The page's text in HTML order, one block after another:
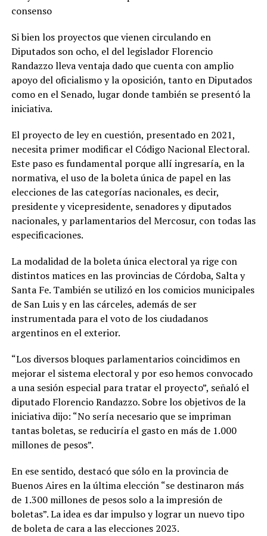
consenso
Si bien los proyectos que vienen circulando en
Diputados son ocho, el del legislador Florencio
Randazzo lleva ventaja dado que cuenta con amplio
apoyo del oficialismo y la oposición, tanto en Diputados
como en el Senado, lugar donde también se presentó la
iniciativa.
El proyecto de ley en cuestión, presentado en 2021,
necesita primer modificar el Código Nacional Electoral.
Este paso es fundamental porque allí ingresaría, en la
normativa, el uso de la boleta única de papel en las
elecciones de las categorías nacionales, es decir,
presidente y vicepresidente, senadores y diputados
nacionales, y parlamentarios del Mercosur, con todas las
especificaciones.
La modalidad de la boleta única electoral ya rige con
distintos matices en las provincias de Córdoba, Salta y
Santa Fe. También se utilizó en los comicios municipales
de San Luis y en las cárceles, además de ser
instrumentada para el voto de los ciudadanos
argentinos en el exterior.
“Los diversos bloques parlamentarios coincidimos en
mejorar el sistema electoral y por eso hemos convocado
a una sesión especial para tratar el proyecto”, señaló el
diputado Florencio Randazzo. Sobre los objetivos de la
iniciativa dijo: “No sería necesario que se impriman
tantas boletas, se reduciría el gasto en más de 1.000
millones de pesos”.
En ese sentido, destacó que sólo en la provincia de
Buenos Aires en la última elección “se destinaron más
de 1.300 millones de pesos solo a la impresión de
boletas”. La idea es dar impulso y lograr un nuevo tipo
de boleta de cara a las elecciones 2023.